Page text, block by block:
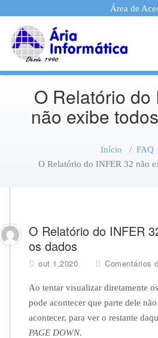
Área de
O Relatório do
não exibe
Início / FAQ
O Relatório do INFER 32 não
O Relatório do INFER
os dados
out 1,2020 Comentários
Ao tentar visualizar diretamente
pode acontecer que parte dele
acontecer, para ver o restante
PAGE DOWN.